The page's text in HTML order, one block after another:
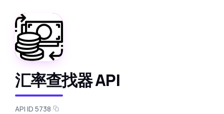
汇率查找器 API
API ID 5738